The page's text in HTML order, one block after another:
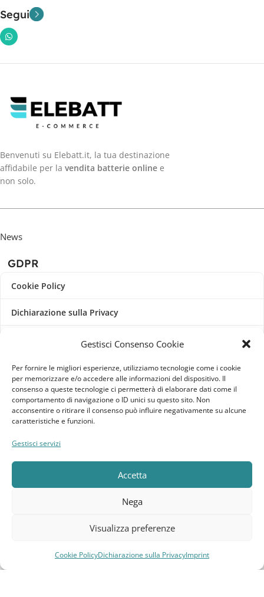
Gestisci Consenso Cookie
Per fornire le migliori esperienze, utilizziamo tecnologie come i cookie
per memorizzare e/o accedere alle informazioni del dispositivo. Il
consenso a queste tecnologie ci permetterà di elaborare dati come il
comportamento di navigazione o ID unici su questo sito. Non
acconsentire o ritirare il consenso può influire negativamente su alcune
caratteristiche e funzioni.
Gestisci servizi
Accetta
Nega
Visualizza preferenze
Cookie PolicyDichiarazione sulla PrivacyImprint
Segui
Benvenuti su Elebatt.it, la tua destinazione
affidabile per la vendita batterie online e
non solo.
News
GDPR
Cookie Policy
Dichiarazione sulla Privacy
Termini e Condizioni
Disconoscimento
Pagine Dedicate
Raffrescatori Evaporativi Industriali
Lista dei desideri
CarrelloMenu